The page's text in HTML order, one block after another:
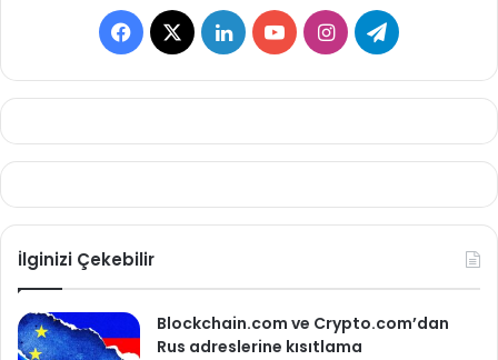
Facebook
X LinkedInYouTubeInstagramTelegram
İlginizi Çekebilir
Blockchain.com ve Crypto.com’dan
Rus adreslerine kısıtlama